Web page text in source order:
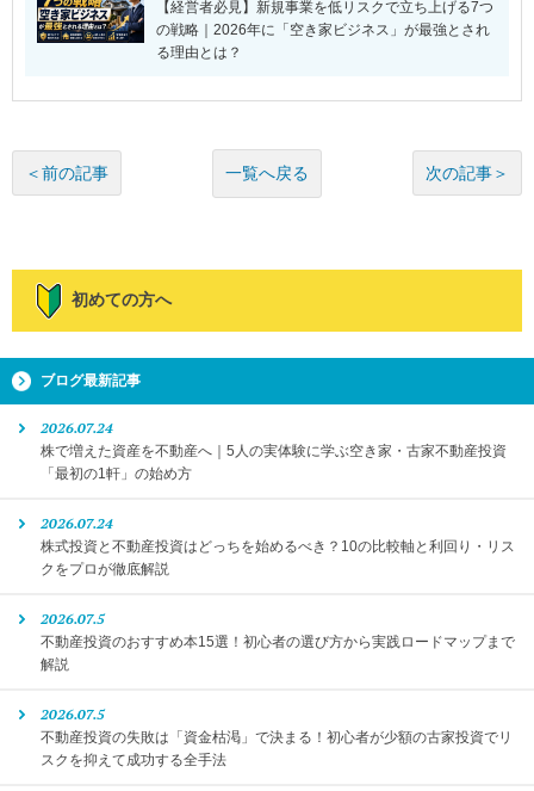
【経営者必見】新規事業を低リスクで立ち上げる7つ
の戦略｜2026年に「空き家ビジネス」が最強とされ
る理由とは？
＜前の記事 一覧へ戻る 次の記事＞
初めての方へ
ブログ最新記事
2026.07.24
株で増えた資産を不動産へ｜5人の実体験に学ぶ空き家・古家不動産投資
「最初の1軒」の始め方
2026.07.24
株式投資と不動産投資はどっちを始めるべき？10の比較軸と利回り・リス
クをプロが徹底解説
2026.07.5
不動産投資のおすすめ本15選！初心者の選び方から実践ロードマップまで
解説
2026.07.5
不動産投資の失敗は「資金枯渇」で決まる！初心者が少額の古家投資でリ
スクを抑えて成功する全手法